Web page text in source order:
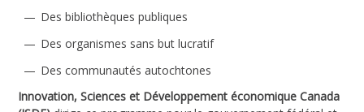
Des bibliothèques publiques
Des organismes sans but lucratif
Des communautés autochtones
Innovation, Sciences et Développement économique Canada